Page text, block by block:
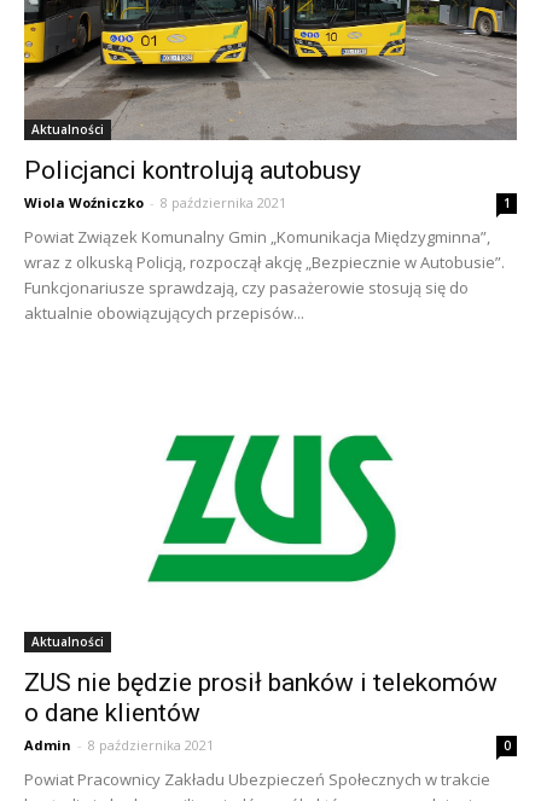
Aktualności
Policjanci kontrolują autobusy
Wiola Woźniczko - 8 października 2021 1
Powiat Związek Komunalny Gmin „Komunikacja Międzygminna”,
wraz z olkuską Policją, rozpoczął akcję „Bezpiecznie w Autobusie”.
Funkcjonariusze sprawdzają, czy pasażerowie stosują się do
aktualnie obowiązujących przepisów...
Aktualności
ZUS nie będzie prosił banków i telekomów
o dane klientów
Admin - 8 października 2021 0
Powiat Pracownicy Zakładu Ubezpieczeń Społecznych w trakcie